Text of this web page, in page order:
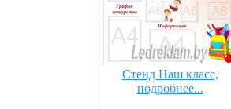
Стенд Наш класс,
подробнее...